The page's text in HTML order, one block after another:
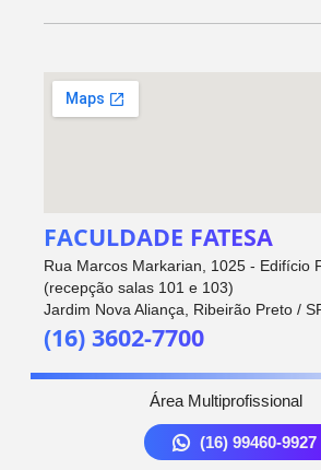
FACULDADE FATESA
Rua Marcos Markarian, 1025 - Edifício
(recepção salas 101 e 103)
Jardim Nova Aliança, Ribeirão Preto /
(16) 3602-7700
Área Multiprofissional
(16) 99460-9927